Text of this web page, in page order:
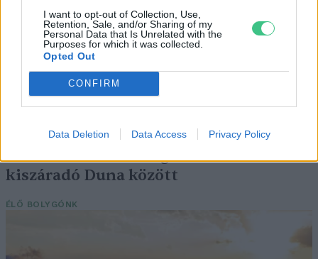
I want to opt-out of Collection, Use,
Retention, Sale, and/or Sharing of my
Personal Data that Is Unrelated with the
Purposes for which it was collected.
Opted Out
CONFIRM
Data Deletion Data Access Privacy Policy
KÖZLEKEDÉS
Történelmi aszály sújtja Nagy-
Britanniát is
SZEMLE
Elképesztő felvétel mutatja meg,
kiszáradó Duna között
ÉLŐ BOLYGÓNK